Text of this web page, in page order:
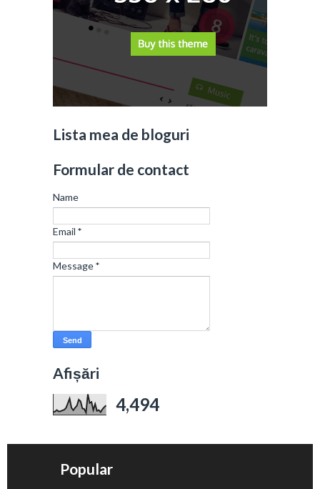
Lista mea de bloguri
Formular de contact
Name
Email *
Message*
Afișări
4,494
Popular